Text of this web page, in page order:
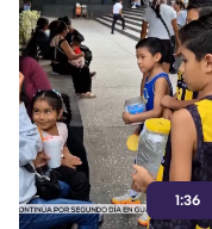
1:36